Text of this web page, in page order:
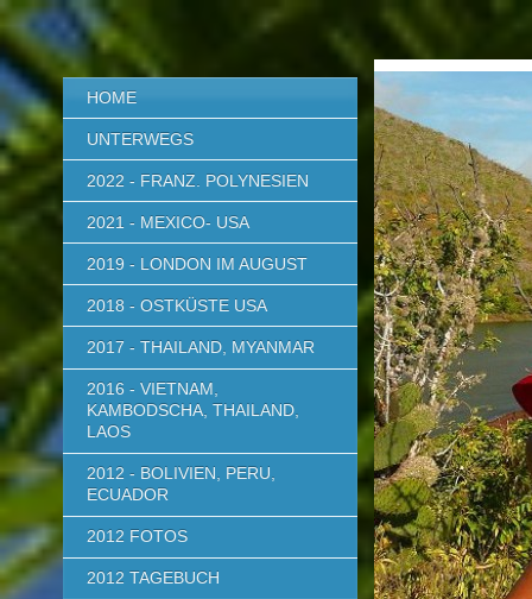
HOME
UNTERWEGS
2022 - FRANZ. POLYNESIEN
2021 - MEXICO- USA
2019 - LONDON IM AUGUST
2018 - OSTKÜSTE USA
2017 - THAILAND, MYANMAR
2016 - VIETNAM,
KAMBODSCHA, THAILAND,
LAOS
2012 - BOLIVIEN, PERU,
ECUADOR
2012 FOTOS
2012 TAGEBUCH